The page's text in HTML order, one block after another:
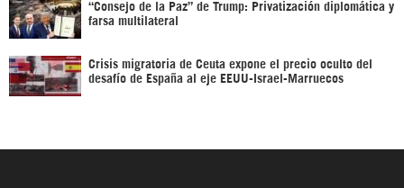
“Consejo de la Paz” de Trump: Privatización diplomática y
farsa multilateral
Crisis migratoria de Ceuta expone el precio oculto del
desafío de España al eje EEUU-Israel-Marruecos